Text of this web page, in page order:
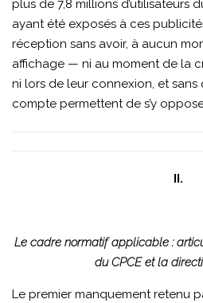
plus de 7,8 millions d’utilisateurs
ayant été exposés à ces
réception sans avoir, à aucun
affichage — ni au moment de la
ni lors de leur connexion, et
compte permettent de s’y
II.
Le cadre normatif applicable :
du CPCE et la
Le premier manquement retenu